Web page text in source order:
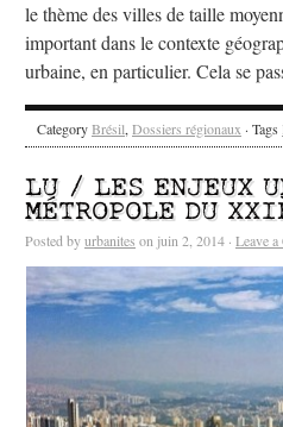
le thème des villes de taille
important dans le contexte
urbaine, en particulier. Cela se
CategoryBrésil, Dossiers régionaux · Tags
LU / LES ENJEUX
MÉTROPOLE DU
Posted byurbanites on juin 2, 2014 · Leave